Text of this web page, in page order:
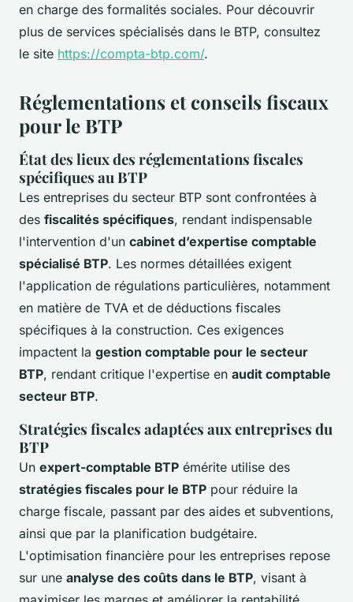
en charge des formalités sociales. Pour découvrir
plus de services spécialisés dans le BTP, consultez
le site https://compta-btp.com/.
Réglementations et conseils fiscaux
pour le BTP
État des lieux des réglementations fiscales
spécifiques au BTP
Les entreprises du secteur BTP sont confrontées à
des fiscalités spécifiques, rendant indispensable
l'intervention d'un cabinet d’expertise comptable
spécialisé BTP. Les normes détaillées exigent
l'application de régulations particulières, notamment
en matière de TVA et de déductions fiscales
spécifiques à la construction. Ces exigences
impactent la gestion comptable pour le secteur
BTP, rendant critique l'expertise en audit comptable
secteur BTP.
Stratégies fiscales adaptées aux entreprises du
BTP
Un expert-comptable BTP émérite utilise des
stratégies fiscales pour le BTP pour réduire la
charge fiscale, passant par des aides et subventions,
ainsi que par la planification budgétaire.
L'optimisation financière pour les entreprises repose
sur une analyse des coûts dans le BTP, visant à